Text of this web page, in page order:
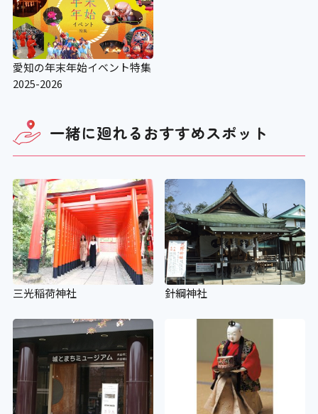
愛知の年末年始イベント特集
2025-2026
一緒に廻れるおすすめスポット
三光稲荷神社 針綱神社